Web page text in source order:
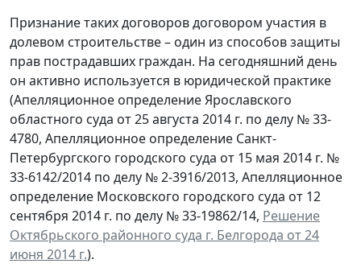
Признание таких договоров договором участия в
долевом строительстве – один из способов защиты
прав пострадавших граждан. На сегодняшний день
он активно используется в юридической практике
(Апелляционное определение Ярославского
областного суда от 25 августа 2014 г. по делу № 33-
4780, Апелляционное определение Санкт-
Петербургского городского суда от 15 мая 2014 г. №
33-6142/2014 по делу № 2-3916/2013, Апелляционное
определение Московского городского суда от 12
сентября 2014 г. по делу № 33-19862/14, Решение
Октябрьского районного суда г. Белгорода от 24
июня 2014 г.).